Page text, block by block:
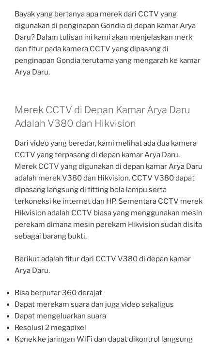
Bayak yang bertanya apa merek dari CCTV yang
digunakan di penginapan Gondia di depan kamar Arya
Daru? Dalam tulisan ini kami akan menjelaskan merk
dan fitur pada kamera CCTV yang dipasang di
penginapan Gondia terutama yang mengarah ke kamar
Arya Daru.
Merek CCTV di Depan Kamar Arya Daru
Adalah V380 dan Hikvision
Dari video yang beredar, kami melihat ada dua kamera
CCTV yang terpasang di depan kamar Arya Daru.
Merek CCTV yang digunakan di depan kamar Arya Daru
adalah merek V380 dan Hikvision. CCTV V380 dapat
dipasang langsung di fitting bola lampu serta
terkoneksi ke internet dan HP. Sementara CCTV merek
Hikvision adalah CCTV biasa yang menggunakan mesin
perekam dimana mesin perekam Hikvision sudah disita
sebagai barang bukti.
Berikut adalah fitur dari CCTV V380 di depan kamar
Arya Daru.
Bisa berputar 360 derajat
Dapat merekam suara dan juga video sekaligus
Dapat mengeluarkan suara
Resolusi 2 megapixel
Konek ke jaringan WiFi dan dapat dikontrol langsung